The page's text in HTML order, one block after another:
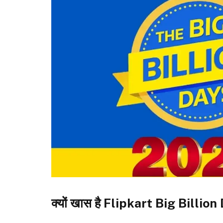
क्यों खास है Flipkart Big Billion